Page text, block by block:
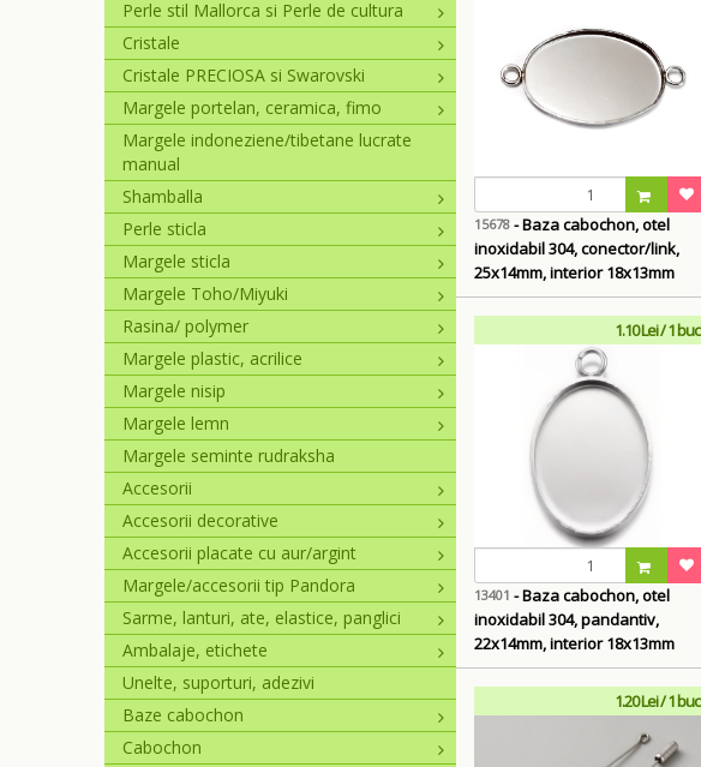
Perle stil Mallorca si Perle de cultura
Cristale
Cristale PRECIOSA si Swarovski
Margele portelan, ceramica, fimo
Margele indoneziene/tibetane lucrate
manual
Shamballa
Perle sticla
Margele sticla
Margele Toho/Miyuki
Rasina/ polymer
Margele plastic, acrilice
Margele nisip
Margele lemn
Margele seminte rudraksha
Accesorii
Accesorii decorative
Accesorii placate cu aur/argint
Margele/accesorii tip Pandora
Sarme, lanturi, ate, elastice, panglici
Ambalaje, etichete
Unelte, suporturi, adezivi
Baze cabochon
Cabochon
15678- Baza cabochon, otel
inoxidabil 304, conector/link,
25x14mm, interior 18x13mm
1.10 Lei / 1 buc
13401 - Baza cabochon, otel
inoxidabil 304, pandantiv,
22x14mm, interior 18x13mm
1.20 Lei / 1 buc